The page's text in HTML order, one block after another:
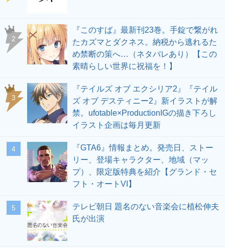
2
『このすば』最新刊23巻。手錠で繋がれ
たカズマとダクネス。納税から逃れるた
め禁断の策へ…（ネタバレあり）【この
素晴らしい世界に祝福を！】
3
『テイルズ オブ エクシリア2』『テイル
ズ オブ デスティニー2』新イラストが解
禁。ufotable×ProductionIGの描き下ろし
イラスト企画は毎月更新
4
『GTA6』情報まとめ。発売日、ストー
リー、登場キャラクター、地域（マッ
プ）、限定版特典を紹介【グランド・セ
フト・オートVI】
5
テレビ朝日 題名のない音楽会に植松伸夫
氏が出演